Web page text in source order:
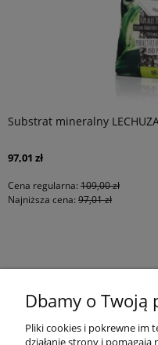
Substrat mineralny
97,01 zł
Cena regularna: 109,00 zł
Najniższa cena: 97,01 zł
Dbamy o Twoją
Pliki cookies i pokrewne im
działanie strony i